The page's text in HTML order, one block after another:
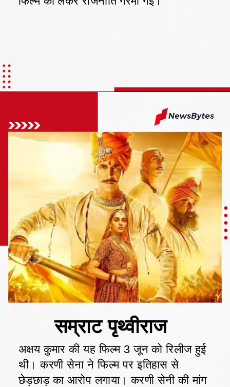
सम्राट पृथ्वीराज
अक्षय कुमार की यह फिल्म 3 जून को रिलीज हुई
थी। करणी सेना ने फिल्म पर इतिहास से
छेड़छाड़ का आरोप लगाया। करणी सेनी की मांग